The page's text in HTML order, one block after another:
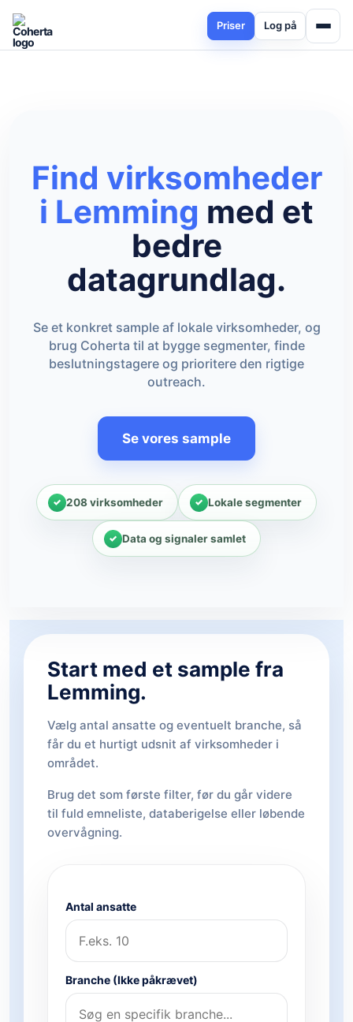
Priser Log på
Find virksomheder
i Lemming med et
bedre
datagrundlag.
Se et konkret sample af lokale virksomheder, og
brug Coherta til at bygge segmenter, finde
beslutningstagere og prioritere den rigtige
outreach.
Se vores sample
208 virksomheder Lokale segmenter
Data og signaler samlet
Start med et sample fra
Lemming.
Vælg antal ansatte og eventuelt branche, så
får du et hurtigt udsnit af virksomheder i
området.
Brug det som første filter, før du går videre
til fuld emneliste, databerigelse eller løbende
overvågning.
Antal ansatte
Branche (Ikke påkrævet)